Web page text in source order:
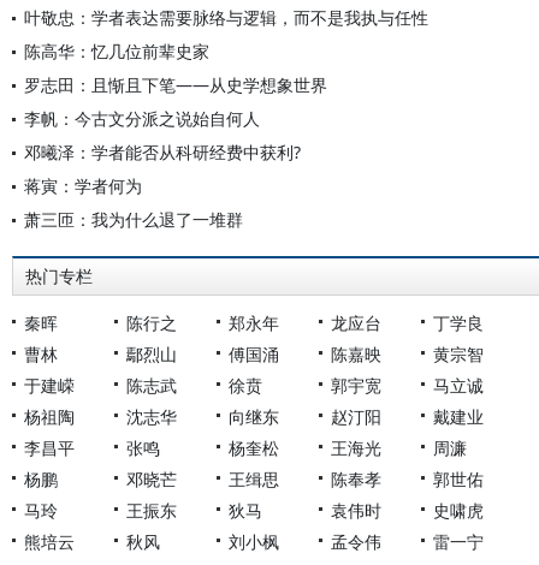
叶敬忠：学者表达需要脉络与逻辑，而不是我执与任性
陈高华：忆几位前辈史家
罗志田：且惭且下笔——从史学想象世界
李帆：今古文分派之说始自何人
邓曦泽：学者能否从科研经费中获利?
蒋寅：学者何为
萧三匝：我为什么退了一堆群
热门专栏
秦晖 陈行之 郑永年 龙应台
丁学良
曹林
鄢烈山 傅国涌 陈嘉映
黄宗智
于建嵘
陈志武 徐贲 郭宇宽
马立诚
杨祖陶
沈志华 向继东 赵汀阳
戴建业
李昌平
张鸣 杨奎松 王海光
周濂
杨鹏
邓晓芒 王缉思 陈奉孝
郭世佑
马玲
王振东 狄马 袁伟时
史啸虎
熊培云
秋风 刘小枫 孟令伟
雷一宁